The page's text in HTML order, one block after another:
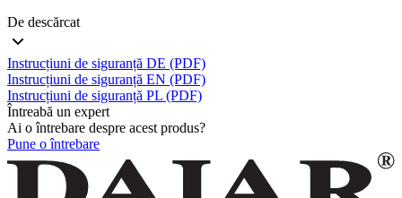
De descărcat
Instrucțiuni de siguranță DE (PDF)
Instrucțiuni de siguranță EN (PDF)
Instrucțiuni de siguranță PL (PDF)
Întreabă un expert
Ai o întrebare despre acest produs?
Pune o întrebare